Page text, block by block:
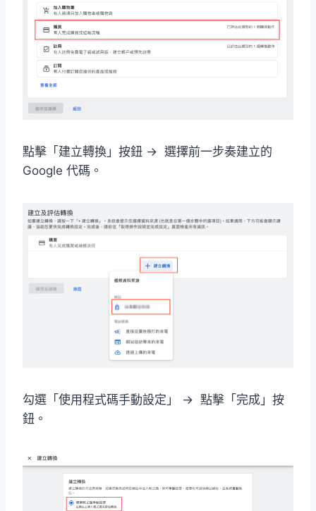
點擊「建立轉換」按鈕 → 選擇前一步奏建立的
Google 代碼。
勾選「使用程式碼手動設定」 → 點擊「完成」按
鈕。